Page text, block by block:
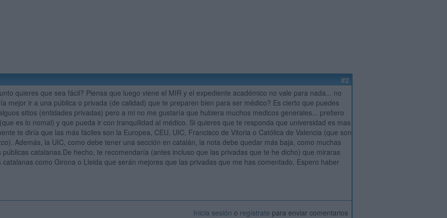
#2
quieres que sea fácil? Piensa que luego viene el MIR y el expediente académico no vale para nada... no
mejor ir a una pública o privada (de calidad) que te preparen bien para ser médico? Es cierto que puedes
sitios (entidades privadas) pero a mi no me gustaría que hubiera muchos medicos generales... prefiero
es lo nomal) y que pueda ir con tranquilidad al médico. Si quieres que te responda que universidad es mas
te diría que las más fáciles son la Europea, CEU, UIC, Francisco de Vitoria o Católica de Valencia (que son
Además, la UIC, como debe tener una sección en catalán, la nota debe quedar más baja, como muchas
públicas catalanas.De hecho, te recomendaría (antes incluso que las privadas que te he dicho) que miraras
catalanas como Girona o Lleida que serán mejores que las privadas que me has comentado. Espero haber
Inicia sesión o regístrate para enviar comentarios